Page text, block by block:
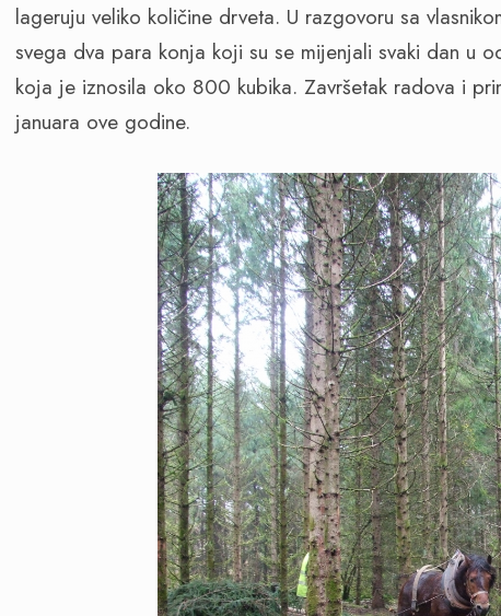
lageruju veliko količine drveta. U razgovoru sa
svega dva para konja koji su se mijenjali svaki dan u
koja je iznosila oko 800 kubika. Završetak radova i
januara ove godine.